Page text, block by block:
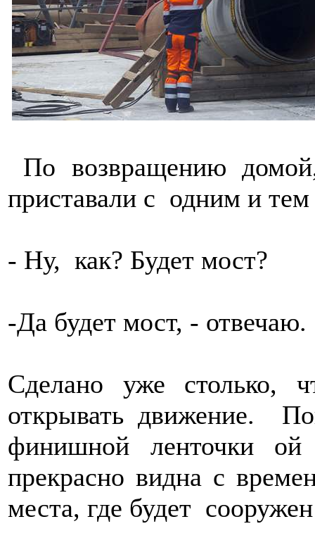
По возвращению
приставали с одним и
- Ну, как? Будет мост?
-Да будет мост, -
Сделано уже столько,
открывать движение.
финишной ленточки
прекрасно видна с
места, где будет